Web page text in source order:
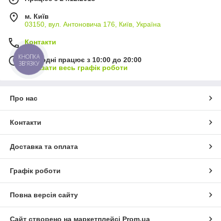
м. Київ
03150, вул. Антоновича 176, Київ, Україна
Контакти
Сьогодні працює з 10:00 до 20:00
Показати весь графік роботи
Про нас
Контакти
Доставка та оплата
Графік роботи
Повна версія сайту
Сайт створено на маркетплейсі Prom.ua
КНОПКА
ЗВ'ЯЗКУ